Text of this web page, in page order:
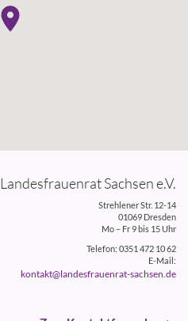
Landesfrauenrat Sachsen e.V.
Strehlener Str. 12-14
01069 Dresden
Mo – Fr 9 bis 15 Uhr
Telefon: 0351 472 10 62
E-Mail:
kontakt@landesfrauenrat-sachsen.de